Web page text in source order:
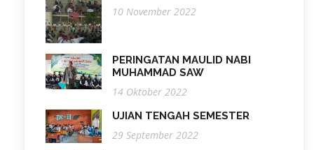
10 November 2022
PERINGATAN MAULID NABI
MUHAMMAD SAW
14 Oktober 2022
UJIAN TENGAH SEMESTER
29 September 2022